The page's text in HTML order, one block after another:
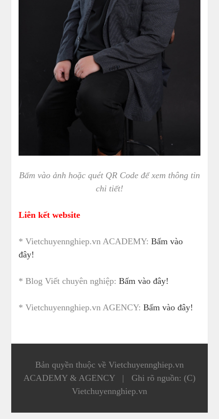
Bấm vào ảnh hoặc quét QR Code để xem thông tin
chi tiết!
Liên kết website
* Vietchuyennghiep.vn ACADEMY:Bấm vào
đây!
* Blog Viết chuyên nghiệp:Bấm vào đây!
* Vietchuyennghiep.vn AGENCY:Bấm vào đây!
Bản quyền thuộc về Vietchuyennghiep.vn
ACADEMY & AGENCY
|
Ghi rõ nguồn: (C)
Vietchuyennghiep.vn